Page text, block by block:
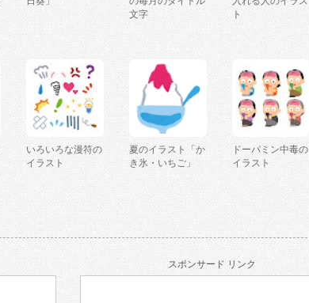
文字
ト
いろいろな漫符の
イラスト
夏のイラスト「か
き氷・いちご」
ドーパミン中毒の
イラスト
スポンサード リンク